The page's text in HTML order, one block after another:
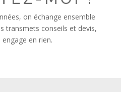
on échange ensemble
transmets conseils et devis,
en rien.